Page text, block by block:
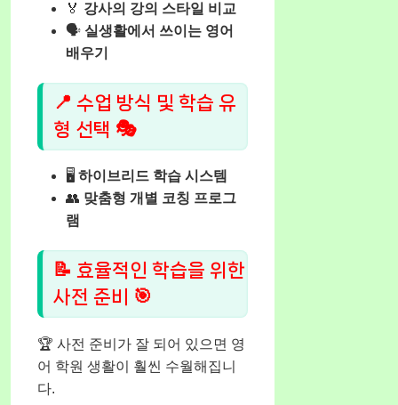
🏅 강사의 강의 스타일 비교
🗣️ 실생활에서 쓰이는 영어
배우기
📍 수업 방식 및 학습 유
형 선택 🎭
🖥️ 하이브리드 학습 시스템
👥 맞춤형 개별 코칭 프로그
램
📝 효율적인 학습을 위한
사전 준비 🎯
🏆 사전 준비가 잘 되어 있으면 영
어 학원 생활이 훨씬 수월해집니
다.